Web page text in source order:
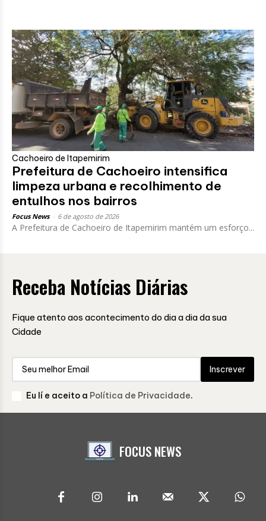
Cachoeiro de Itapemirim
Prefeitura de Cachoeiro intensifica
limpeza urbana e recolhimento de
entulhos nos bairros
Focus News 6 de agosto de 2026
A Prefeitura de Cachoeiro de Itapemirim mantém um esforço...
Receba Notícias Diárias
Fique atento aos acontecimento do dia a dia da sua
Cidade
Inscrever
Eu lí e aceito a Política de Privacidade.
FOCUS NEWS